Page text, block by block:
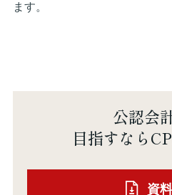
ます。
公認会
目指すなら
資